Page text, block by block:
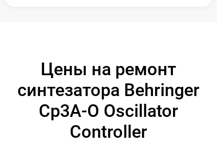
Цены на ремонт
синтезатора Behringer
Cp3A-O Oscillator
Controller